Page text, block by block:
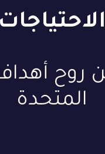
الاحتياجات
روح
المتحدة